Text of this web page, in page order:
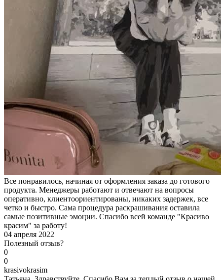
Все понравилось, начиная от оформления заказа до готового
продукта. Менеджеры работают и отвечают на вопросы
оперативно, клиентоориентированы, никаких задержек, все
четко и быстро. Сама процедура раскрашивания оставила
самые позитивные эмоции. Спасибо всей команде "Красиво
красим" за работу!
04 апреля 2022
Полезный отзыв?
0
0
krasivokrasim